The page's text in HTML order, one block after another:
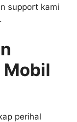
support kami
Mobil
perihal